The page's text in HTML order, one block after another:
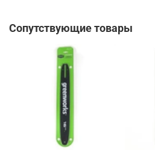
Сопутствующие товары